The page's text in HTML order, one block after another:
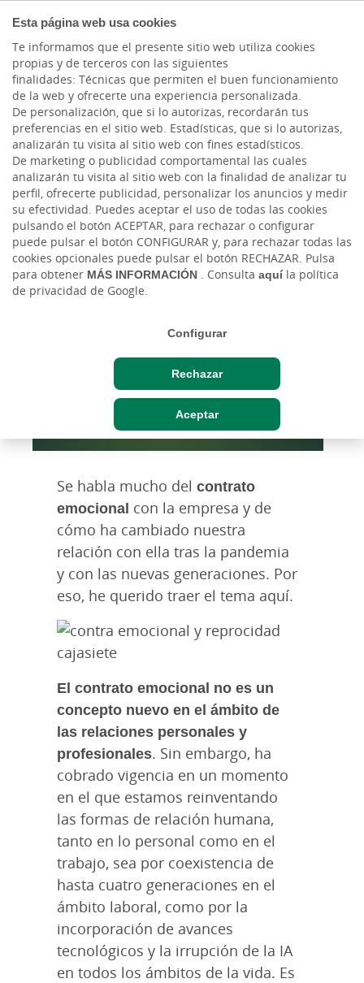
Esta página web usa cookies
Te informamos que el presente sitio web utiliza cookies
propias y de terceros con las siguientes
finalidades: Técnicas que permiten el buen funcionamiento
de la web y ofrecerte una experiencia personalizada.
De personalización, que si lo autorizas, recordarán tus
preferencias en el sitio web. Estadísticas, que si lo autorizas,
analizarán tu visita al sitio web con fines estadísticos.
De marketing o publicidad comportamental las cuales
analizarán tu visita al sitio web con la finalidad de analizar tu
perfil, ofrecerte publicidad, personalizar los anuncios y medir
su efectividad. Puedes aceptar el uso de todas las cookies
pulsando el botón ACEPTAR, para rechazar o configurar
puede pulsar el botón CONFIGURAR y, para rechazar todas las
cookies opcionales puede pulsar el botón RECHAZAR. Pulsa
para obtener MÁS INFORMACIÓN . Consulta aquíla política
de privacidad de Google.
Configurar
Rechazar
Aceptar
Actualidad
El contrato emocional y
la reciprocidad
Mar, 23/07/2024 - 12:00
Se habla mucho del contrato
emocional con la empresa y de
cómo ha cambiado nuestra
relación con ella tras la pandemia
y con las nuevas generaciones. Por
eso, he querido traer el tema aquí.
El contrato emocional no es un
concepto nuevo en el ámbito de
las relaciones personales y
profesionales. Sin embargo, ha
cobrado vigencia en un momento
en el que estamos reinventando
las formas de relación humana,
tanto en lo personal como en el
trabajo, sea por coexistencia de
hasta cuatro generaciones en el
ámbito laboral, como por la
incorporación de avances
tecnológicos y la irrupción de la IA
en todos los ámbitos de la vida. Es